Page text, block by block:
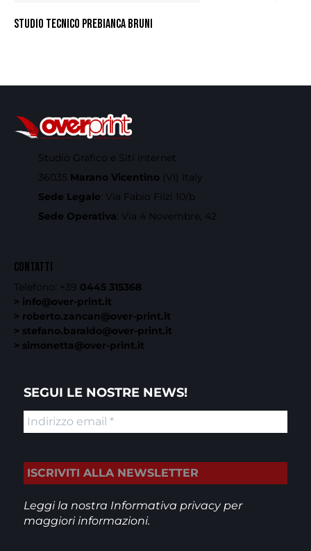
STUDIO TECNICO PREBIANCA BRUNI
Studio Grafico e Siti internet
36035 Marano Vicentino (VI) Italy
Sede Legale: Via Fabio Filzi 10/b
Sede Operativa: Via 4 Novembre, 42
CONTATTI
Telefono: +39 0445 315368
> info@over-print.it
> roberto.zancan@over-print.it
> stefano.baraldo@over-print.it
> simonetta@over-print.it
SEGUI LE NOSTRE NEWS!
Leggi la nostra Informativa privacyper
maggiori informazioni.